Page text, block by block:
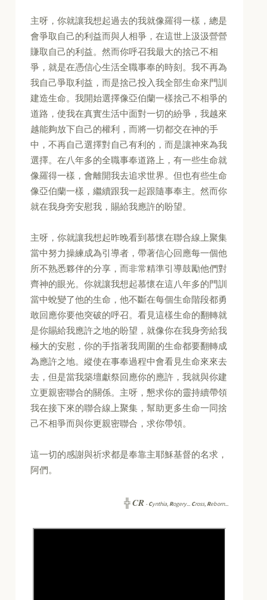
主呀，你就讓我想起過去的我就像羅得一樣，總是
會爭取自己的利益而與人相爭，在這世上汲汲營營
賺取自己的利益。然而你呼召我最大的捨己不相
爭，就是在憑信心生活全職事奉的時刻。我不再為
我自己爭取利益，而是捨己投入我全部生命來門訓
建造生命。我開始選擇像亞伯蘭一樣捨己不相爭的
道路，使我在真實生活中面對一切的紛爭，我越來
越能夠放下自己的權利，而將一切都交在神的手
中，不再自己選擇對自己有利的，而是讓神來為我
選擇。在八年多的全職事奉道路上，有一些生命就
像羅得一樣，會離開我去追求世界。但也有些生命
像亞伯蘭一樣，繼續跟我一起跟隨事奉主。然而你
就在我身旁安慰我，賜給我應許的盼望。
主呀，你就讓我想起昨晚看到慕懷在聯合線上聚集
當中努力操練成為引導者，帶著信心回應每一個他
所不熟悉夥伴的分享，而非常精準引導鼓勵他們對
齊神的眼光。你就讓我想起慕懷在這八年多的門訓
當中蛻變了他的生命，他不斷在每個生命階段都勇
敢回應你要他突破的呼召。看見這樣生命的翻轉就
是你賜給我應許之地的盼望，就像你在我身旁給我
極大的安慰，你的手指著我周圍的生命都要翻轉成
為應許之地。縱使在事奉過程中會看見生命來來去
去，但是當我築壇獻祭回應你的應許，我就與你建
立更親密聯合的關係。主呀，懇求你的靈持續帶領
我在接下來的聯合線上聚集，幫助更多生命一同捨
己不相爭而與你更親密聯合，求你帶領。
這一切的感謝與祈求都是奉靠主耶穌基督的名求，
阿們。
╬CR -Cynthia, Rogery... Cross, Reborn...